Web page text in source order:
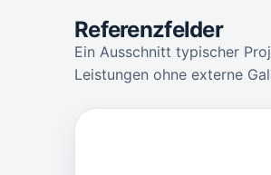
Referenzfelder
Ein Ausschnitt typischer
Leistungen ohne externe